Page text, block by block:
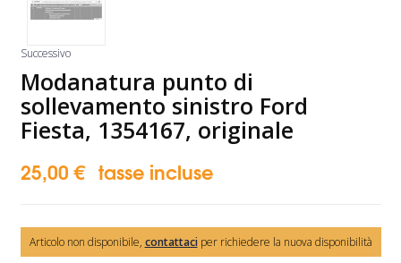
Successivo
Modanatura punto di
sollevamento sinistro Ford
Fiesta, 1354167, originale
25,00 € tasse incluse
Articolo non disponibile, contattaciper richiedere la nuova disponibilità